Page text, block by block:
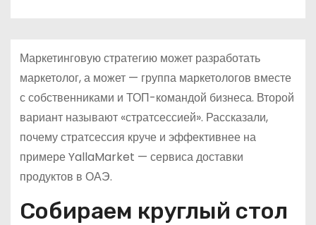
Маркетинговую стратегию может разработать
маркетолог, а может — группа маркетологов вместе
с собственниками и ТОП-командой бизнеса. Второй
вариант называют «стратсессией». Рассказали,
почему стратсессия круче и эффективнее на
примере YallaMarket — сервиса доставки
продуктов в ОАЭ.
Собираем круглый стол